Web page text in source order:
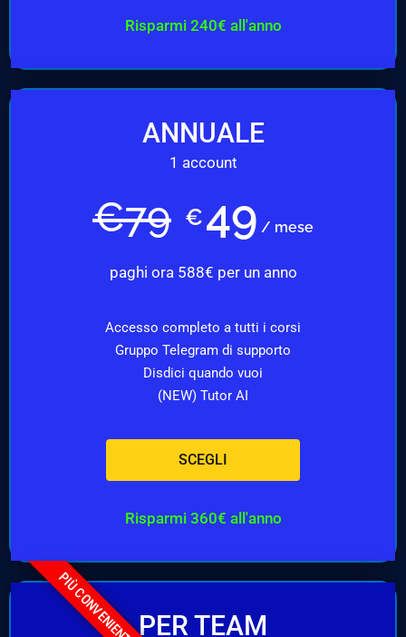
Risparmi 240€ all'anno
ANNUALE
1 account
€79 €49 / mese
paghi ora 588€ per un anno
Accesso completo a tutti i corsi
Gruppo Telegram di supporto
Disdici quando vuoi
(NEW) Tutor AI
SCEGLI
Risparmi 360€ all'anno
PIÙ CONVENIENTEPER TEAM